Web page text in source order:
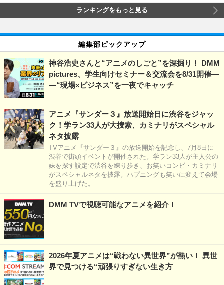
ランキングをもっと見る
編集部ピックアップ
神谷浩史さんと“アニメのしごと”を深掘り！ DMM
pictures、学生向けセミナー＆交流会を8/31開催―
―“現場×ビジネス”を一夜でキャッチ
アニメ『サンダー３』放送開始日に渋谷をジャッ
ク！学ラン33人が大捜索、カミナリがスペシャル
ネタ披露
TVアニメ『サンダー３』の放送開始を記念し、7月8日に
渋谷で街頭イベントが開催された。学ラン33人が主人公の
妹を探す設定で渋谷を練り歩き、お笑いコンビ・カミナリ
がスペシャルネタを披露。ハプニングも笑いに変えて会場
を盛り上げた。
DMM TVで視聴可能なアニメを紹介！
2026年夏アニメは“戦わない異世界”が熱い！ 異世
界で見つける“頑張りすぎない生き方